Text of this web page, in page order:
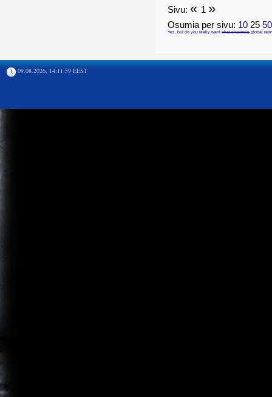
Sivu: « 1 »
Osumia per sivu: 10 25
Yes, but do you really want chat channels global
09.08.2026, 14:11:59 EEST